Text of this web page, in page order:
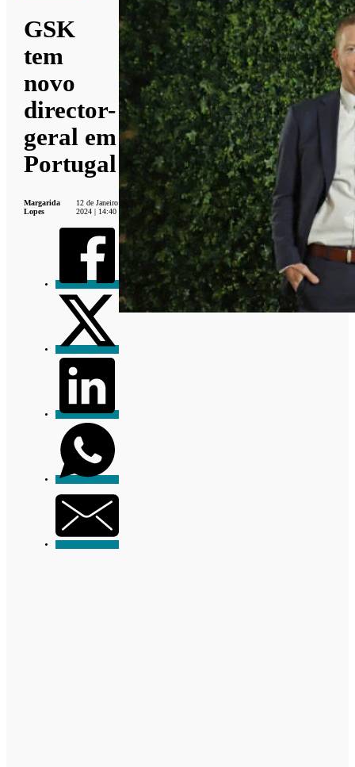
GSK
tem
novo
director-
geral em
Portugal
Margarida
Lopes
12 de Janeiro
2024 | 14:40